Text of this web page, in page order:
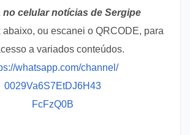
no celular notícias de Sergipe
ou escanei o QRCODE, para
a variados conteúdos.
whatsapp.com/channel/
0029Va6S7EtDJ6H43
FcFzQ0B